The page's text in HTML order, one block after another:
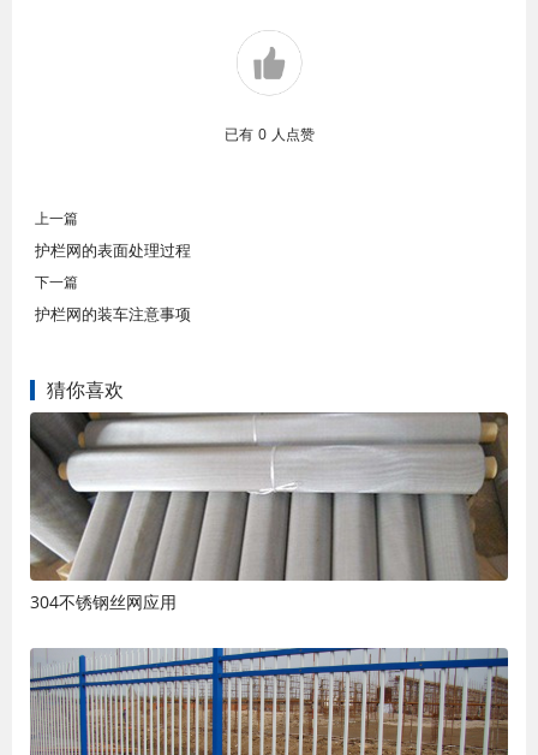
已有 0 人点赞
上一篇
护栏网的表面处理过程
下一篇
护栏网的装车注意事项
猜你喜欢
304不锈钢丝网应用